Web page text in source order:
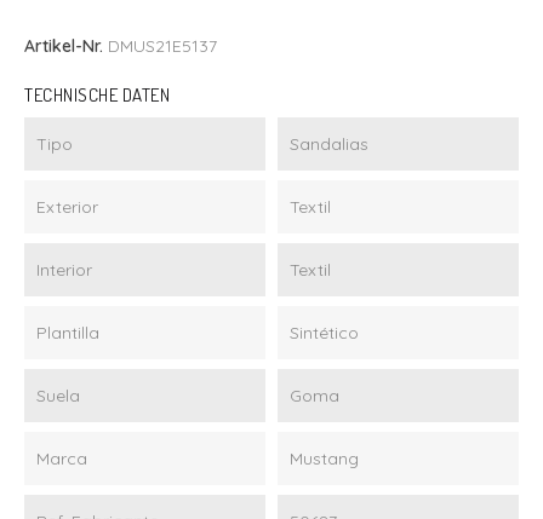
Artikel-Nr. DMUS21E5137
TECHNISCHE DATEN
Tipo Sandalias
Exterior Textil
Interior Textil
Plantilla Sintético
Suela Goma
Marca Mustang